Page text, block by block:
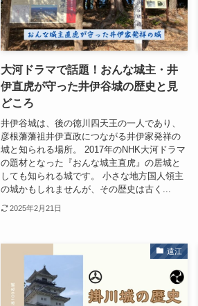
大河ドラマで話題！おんな城主・井
伊直虎が守った井伊谷城の歴史と見
どころ
井伊谷城は、後の徳川四天王の一人であり、
彦根藩藩祖井伊直政につながる井伊家発祥の
城と知られる場所。 2017年のNHK大河ドラマ
の題材となった『おんな城主直虎』の居城と
しても知られる城です。 小さな地方国人領主
の城かもしれませんが、その歴史は古く...
2025年2月21日
遠江